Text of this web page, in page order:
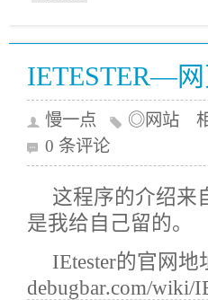
IETESTER—
慢一点 ◎网站
0 条评论
这程序的介绍来
是我给自己留的。
IEtester的官网地
debugbar.com/wiki/